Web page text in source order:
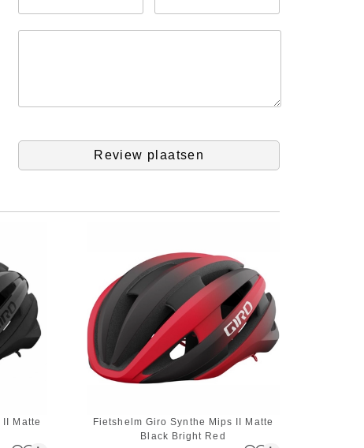
Review plaatsen
Matte
Fietshelm Giro Synthe Mips II Matte
Black Bright Red